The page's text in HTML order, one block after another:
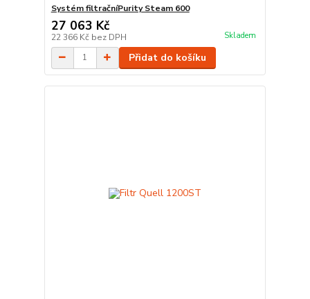
Systém filtračníPurity Steam 600
27 063 Kč
22 366 Kč bez DPH Skladem
Přidat do košíku